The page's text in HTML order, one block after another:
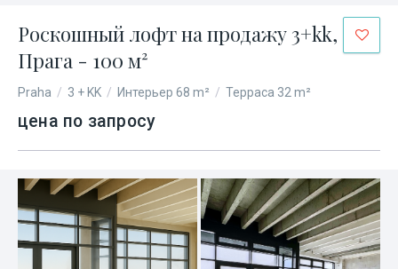
Роскошный лофт на продажу 3+kk,
Прага - 100 м²
Praha / 3 + KK / Интерьер 68 m² / Терраса 32 m²
цена по запросу